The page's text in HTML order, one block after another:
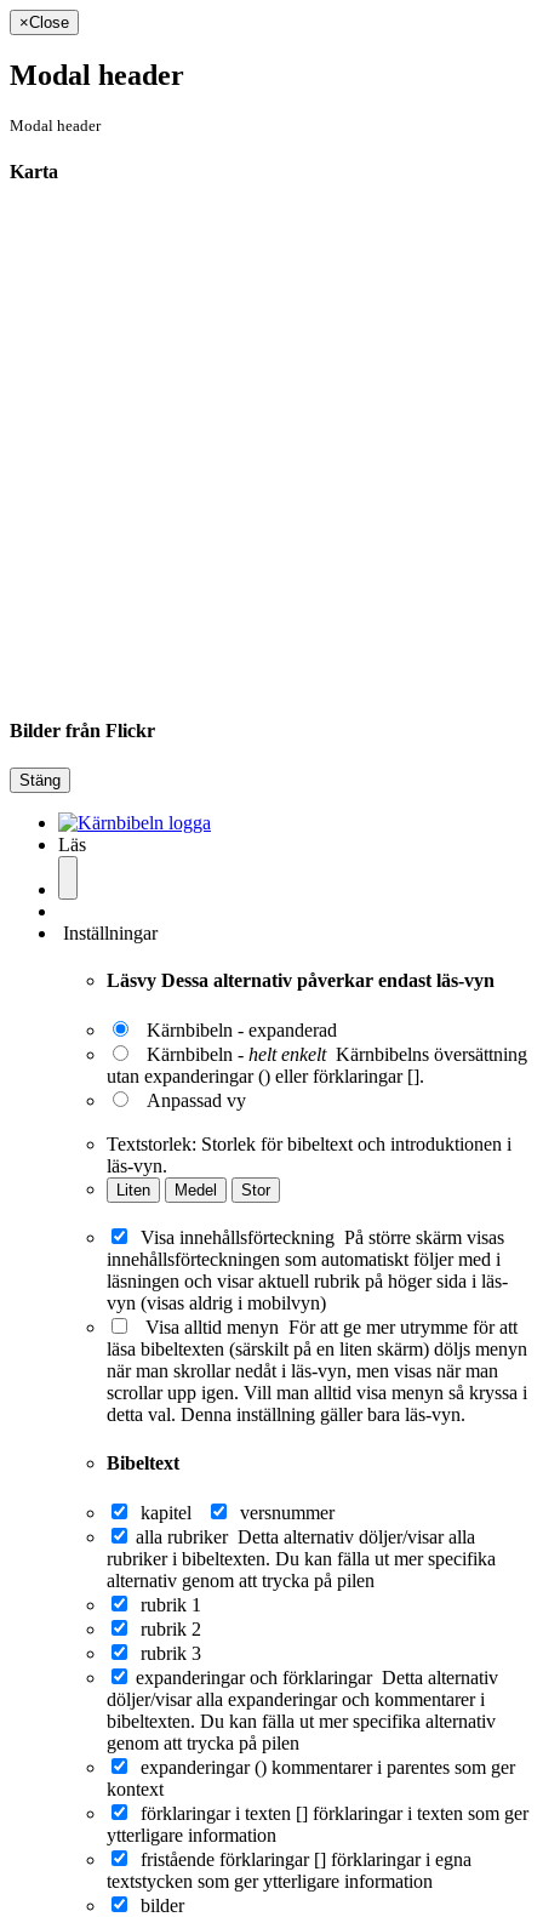
×Close
Modal header
Modal header
Karta
Bilder från Flickr
Stäng
Läs
Inställningar
Läsvy Dessa alternativ påverkar endast läs-vyn
Kärnbibeln - expanderad
Kärnbibeln - helt enkelt Kärnbibelns översättning
utan expanderingar () eller förklaringar [].
Anpassad vy
Textstorlek: Storlek för bibeltext och introduktionen i
läs-vyn.
Liten Medel Stor
Visa innehållsförteckning På större skärm visas
innehållsförteckningen som automatiskt följer med i
läsningen och visar aktuell rubrik på höger sida i läs-
vyn (visas aldrig i mobilvyn)
Visa alltid menyn För att ge mer utrymme för att
läsa bibeltexten (särskilt på en liten skärm) döljs menyn
när man skrollar nedåt i läs-vyn, men visas när man
scrollar upp igen. Vill man alltid visa menyn så kryssa i
detta val. Denna inställning gäller bara läs-vyn.
Bibeltext
kapitel
versnummer
alla rubriker Detta alternativ döljer/visar alla
rubriker i bibeltexten. Du kan fälla ut mer specifika
alternativ genom att trycka på pilen
rubrik 1
rubrik 2
rubrik 3
expanderingar och förklaringar Detta alternativ
döljer/visar alla expanderingar och kommentarer i
bibeltexten. Du kan fälla ut mer specifika alternativ
genom att trycka på pilen
expanderingar () kommentarer i parentes som ger
kontext
förklaringar i texten [] förklaringar i texten som ger
ytterligare information
fristående förklaringar [] förklaringar i egna
textstycken som ger ytterligare information
bilder